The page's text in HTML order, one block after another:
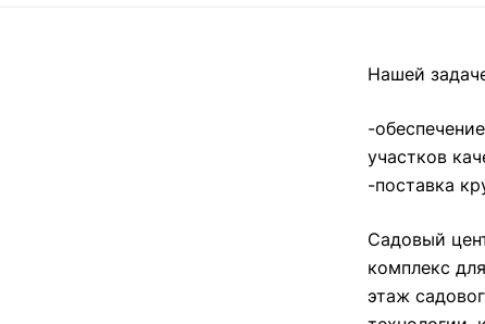
Нашей
-
участков
-поставка
Садовый
комплекс
этаж